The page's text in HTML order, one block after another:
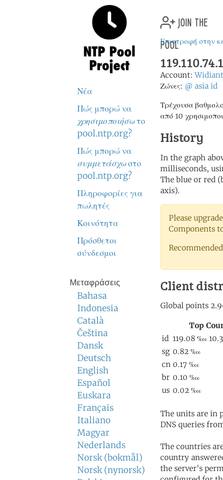
Νέα
Πώς μπορώ να
χρησιμοποιήσωτο
pool.ntp.org?
Πώς μπορώ να
συμμετάσχωστο
pool.ntp.org?
Πληροφορίες για
πωλητές
Κοινότητα
Πρόσθετοι
σύνδεσμοι
Μεταφράσεις
Bahasa
Indonesia
Català
Čeština
Dansk
Deutsch
English
Español
Euskara
Français
Italiano
Magyar
Nederlands
Norsk (bokmål)
Norsk (nynorsk)
join the
pool
Επιστροφή στην
Account:
Ζώνες: @ asia id
Τρέχουσα
από 10
History
In the graph
milliseconds,
The blue or red
axis).
Please
Components
Client
The units are in
DNS queries
The countries
country
the server's